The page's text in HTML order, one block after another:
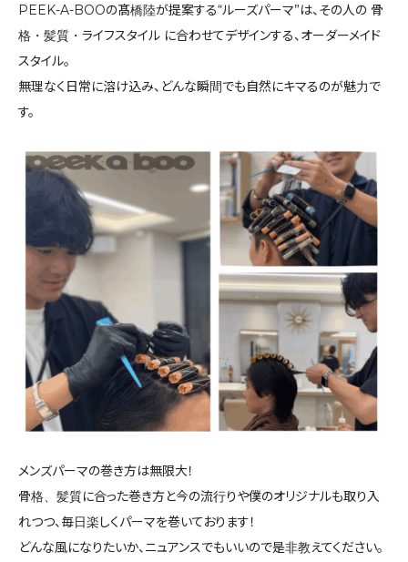
PEEK-A-BOOの髙橋陸が提案する“ルーズパーマ”は、その人の 骨
格・髪質・ライフスタイル に合わせてデザインする、オーダーメイド
スタイル。
無理なく日常に溶け込み、どんな瞬間でも自然にキマるのが魅力で
す。
メンズパーマの巻き方は無限大！
骨格、髪質に合った巻き方と今の流行りや僕のオリジナルも取り入
れつつ、毎日楽しくパーマを巻いております！
どんな風になりたいか、ニュアンスでもいいので是非教えてください。